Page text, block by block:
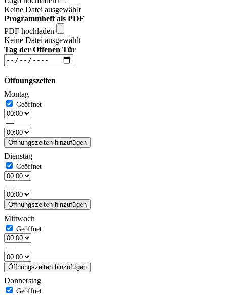
Keine Datei ausgewählt
Programmheft als PDF
PDF hochladen
Keine Datei ausgewählt
Tag der Offenen Tür
Öffnungszeiten
Montag
—
Öffnungszeiten hinzufügen
Dienstag
—
Öffnungszeiten hinzufügen
Mittwoch
—
Öffnungszeiten hinzufügen
Donnerstag